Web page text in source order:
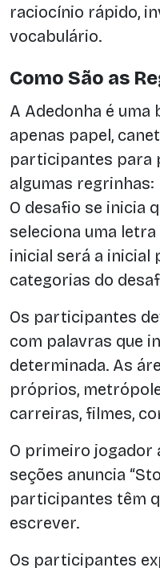
raciocínio rápido,
vocabulário.
Como São as
A Adedonha é uma
apenas papel,
participantes para
algumas regrinhas:
O desafio se inicia
seleciona uma
inicial será a inicial
categorias do
Os participantes
com palavras que
determinada. As
próprios,
carreiras, filmes,
O primeiro jogador
seções anuncia
participantes têm
escrever.
Os participantes